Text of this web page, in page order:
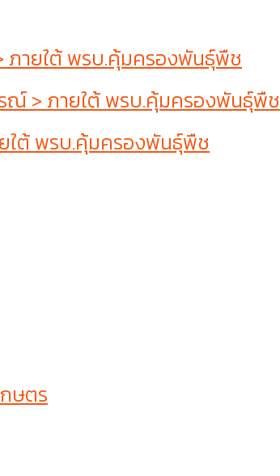
ภายใต้ พรบ.คุ้มครองพันธุ์พืช
ณ์ > ภายใต้ พรบ.คุ้มครองพันธุ์พืช
ใต้ พรบ.คุ้มครองพันธุ์พืช
ษตร